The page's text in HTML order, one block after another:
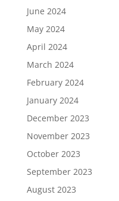
June 2024
May 2024
April 2024
March 2024
February 2024
January 2024
December 2023
November 2023
October 2023
September 2023
August 2023